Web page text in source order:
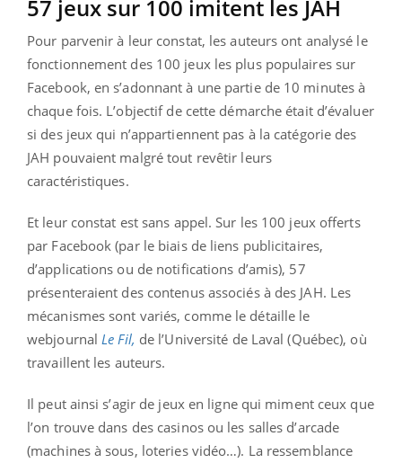
57 jeux sur 100 imitent les JAH
Pour parvenir à leur constat, les auteurs ont analysé le
fonctionnement des 100 jeux les plus populaires sur
Facebook, en s’adonnant à une partie de 10 minutes à
chaque fois. L’objectif de cette démarche était d’évaluer
si des jeux qui n’appartiennent pas à la catégorie des
JAH pouvaient malgré tout revêtir leurs
caractéristiques.
Et leur constat est sans appel. Sur les 100 jeux offerts
par Facebook (par le biais de liens publicitaires,
d’applications ou de notifications d’amis), 57
présenteraient des contenus associés à des JAH. Les
mécanismes sont variés, comme le détaille le
webjournal Le Fil, de l’Université de Laval (Québec), où
travaillent les auteurs.
Il peut ainsi s’agir de jeux en ligne qui miment ceux que
l’on trouve dans des casinos ou les salles d’arcade
(machines à sous, loteries vidéo…). La ressemblance